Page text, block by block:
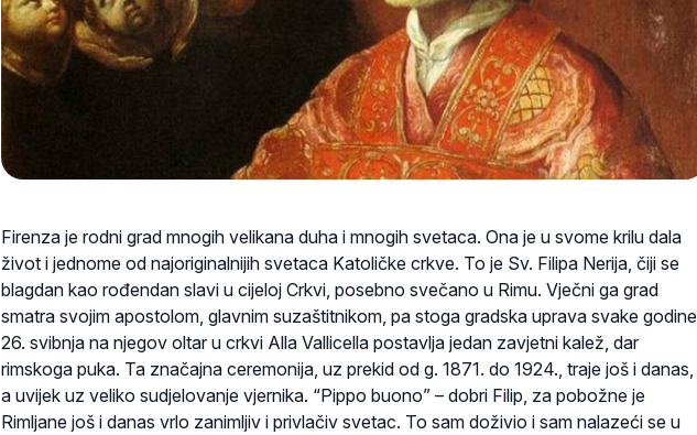
Firenza je rodni grad mnogih velikana duha i mnogih svetaca. Ona je u svome krilu dala
život i jednome od najoriginalnijih svetaca Katoličke crkve. To je Sv. Filipa Nerija, čiji se
blagdan kao rođendan slavi u cijeloj Crkvi, posebno svečano u Rimu. Vječni ga grad
smatra svojim apostolom, glavnim suzaštitnikom, pa stoga gradska uprava svake godine
26. svibnja na njegov oltar u crkvi Alla Vallicella postavlja jedan zavjetni kalež, dar
rimskoga puka. Ta značajna ceremonija, uz prekid od g. 1871. do 1924., traje još i danas,
a uvijek uz veliko sudjelovanje vjernika. “Pippo buono” – dobri Filip, za pobožne je
Rimljane još i danas vrlo zanimljiv i privlačiv svetac. To sam doživio i sam nalazeći se u